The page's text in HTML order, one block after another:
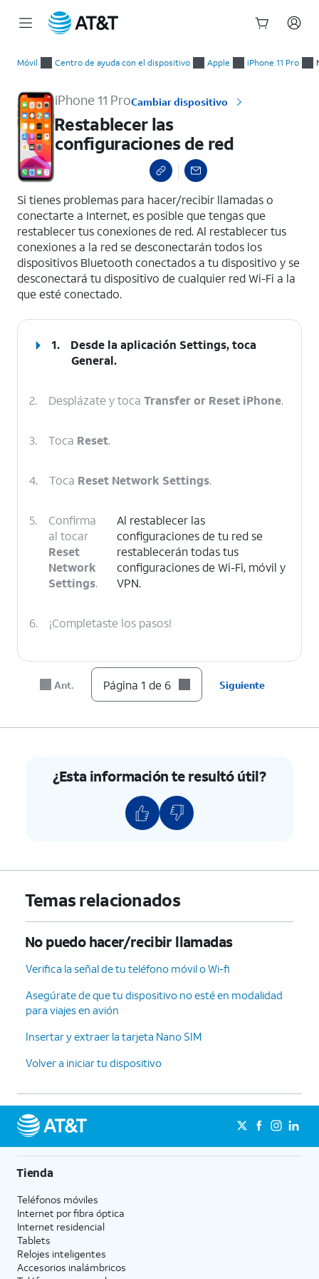
Móvil Centro de ayuda con el dispositivo Apple iPhone 11 Pro
iPhone 11 ProCambiar dispositivo
Restablecer las
configuraciones de red
Si tienes problemas para hacer/recibir llamadas o
conectarte a Internet, es posible que tengas que
restablecer tus conexiones de red. Al restablecer tus
conexiones a la red se desconectarán todos los
dispositivos Bluetooth conectados a tu dispositivo y se
desconectará tu dispositivo de cualquier red Wi-Fi a la
que esté conectado.
1.
Desde la aplicación Settings, toca
General.
2. Desplázate y toca Transfer or Reset iPhone.
3. Toca Reset.
4. Toca Reset Network Settings.
5.
Confirma
al tocar
Reset
Network
Settings.
Al restablecer las
configuraciones de tu red se
restablecerán todas tus
configuraciones de Wi-Fi, móvil y
VPN.
6. ¡Completaste los pasos!
Ant. Página 1 de 6 Siguiente
¿Esta información te resultó útil?
Temas relacionados
No puedo hacer/recibir llamadas
Verifica la señal de tu teléfono móvil o Wi-fi
Asegúrate de que tu dispositivo no esté en modalidad
para viajes en avión
Insertar y extraer la tarjeta Nano SIM
Volver a iniciar tu dispositivo
Tienda
Teléfonos móviles
Internet por fibra óptica
Internet residencial
Tablets
Relojes inteligentes
Accesorios inalámbricos